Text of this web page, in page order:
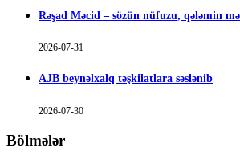
Rəşad Məcid – sözün nüfuzu, qələmin
2026-07-31
AJB beynəlxalq təşkilatlara səslənib
2026-07-30
Bölmələr